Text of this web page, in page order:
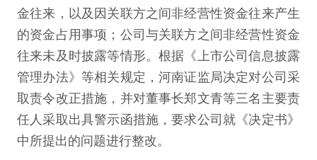
金往来，以及因关联方之间非经营性资金往来产生
的资金占用事项；公司与关联方之间非经营性资金
往来未及时披露等情形。根据《上市公司信息披露
管理办法》等相关规定，河南证监局决定对公司采
取责令改正措施，并对董事长郑文青等三名主要责
任人采取出具警示函措施，要求公司就《决定书》
中所提出的问题进行整改。